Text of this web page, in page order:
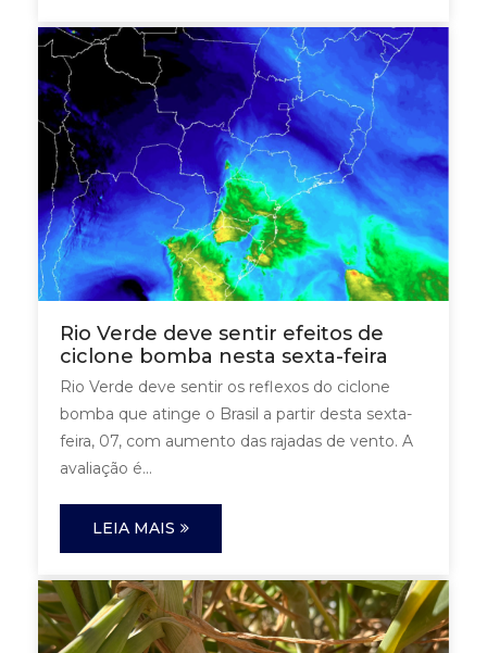
Rio Verde deve sentir efeitos de
ciclone bomba nesta sexta-feira
Rio Verde deve sentir os reflexos do ciclone
bomba que atinge o Brasil a partir desta sexta-
feira, 07, com aumento das rajadas de vento. A
avaliação é...
LEIA MAIS